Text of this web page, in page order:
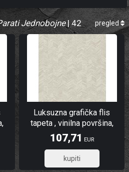
Jednobojne| 42 pregled
Luksuzna grafička flis
tapeta , vinilna površina,
M23051, Architexture
Murella | Ljepilo besplatno
107,71 EUR
86,17